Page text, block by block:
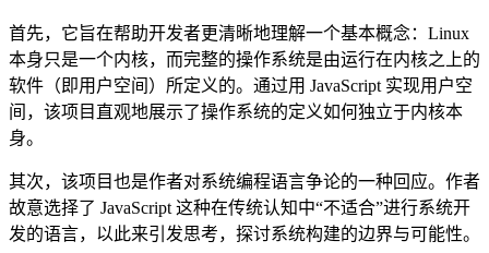
首先，它旨在帮助开发者更清晰地理解一个基本概念：Linux
本身只是一个内核，而完整的操作系统是由运行在内核之上的
软件（即用户空间）所定义的。通过用 JavaScript 实现用户空
间，该项目直观地展示了操作系统的定义如何独立于内核本
身。
其次，该项目也是作者对系统编程语言争论的一种回应。作者
故意选择了 JavaScript 这种在传统认知中“不适合”进行系统开
发的语言，以此来引发思考，探讨系统构建的边界与可能性。